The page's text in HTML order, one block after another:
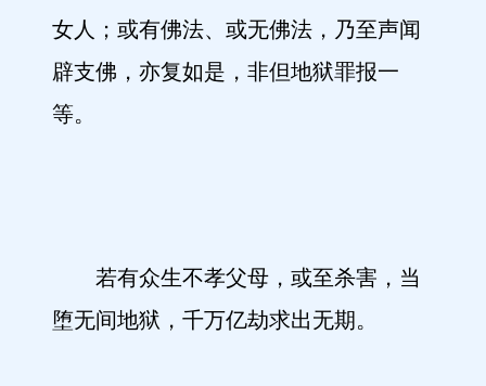
女人；或有佛法、或无佛法，乃至声闻
辟支佛，亦复如是，非但地狱罪报一
等。
若有众生不孝父母，或至杀害，当
堕无间地狱，千万亿劫求出无期。